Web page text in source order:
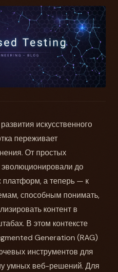
искусственного
переживает
От простых
эволюционировали до
а теперь — к
способным понимать,
контент в
В этом контексте
Generation (RAG)
инструментов для
умных веб-решений. Для